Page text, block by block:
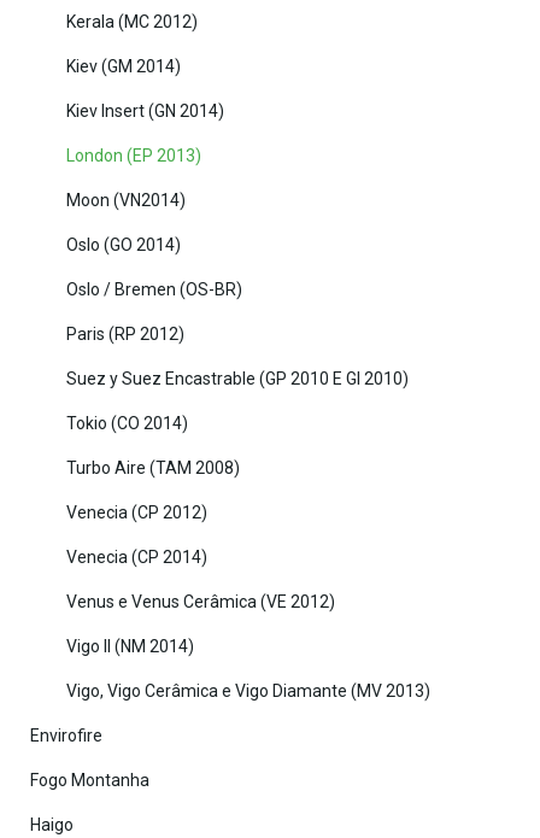
Kerala (MC 2012)
Kiev (GM 2014)
Kiev Insert (GN 2014)
London (EP 2013)
Moon (VN2014)
Oslo (GO 2014)
Oslo / Bremen (OS-BR)
Paris (RP 2012)
Suez y Suez Encastrable (GP 2010 E GI 2010)
Tokio (CO 2014)
Turbo Aire (TAM 2008)
Venecia (CP 2012)
Venecia (CP 2014)
Venus e Venus Cerâmica (VE 2012)
Vigo II (NM 2014)
Vigo, Vigo Cerâmica e Vigo Diamante (MV 2013)
Envirofire
Fogo Montanha
Haigo